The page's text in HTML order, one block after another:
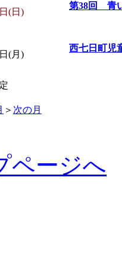
(日)
第38回 青
(月)
西七日町
＞ 次の月
ページへ